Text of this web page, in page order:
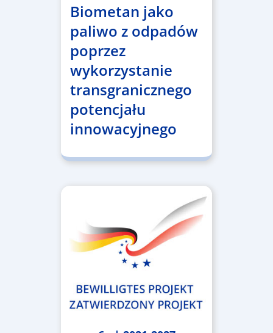
Biometan jako
paliwo z odpadów
poprzez
wykorzystanie
transgranicznego
potencjału
innowacyjnego